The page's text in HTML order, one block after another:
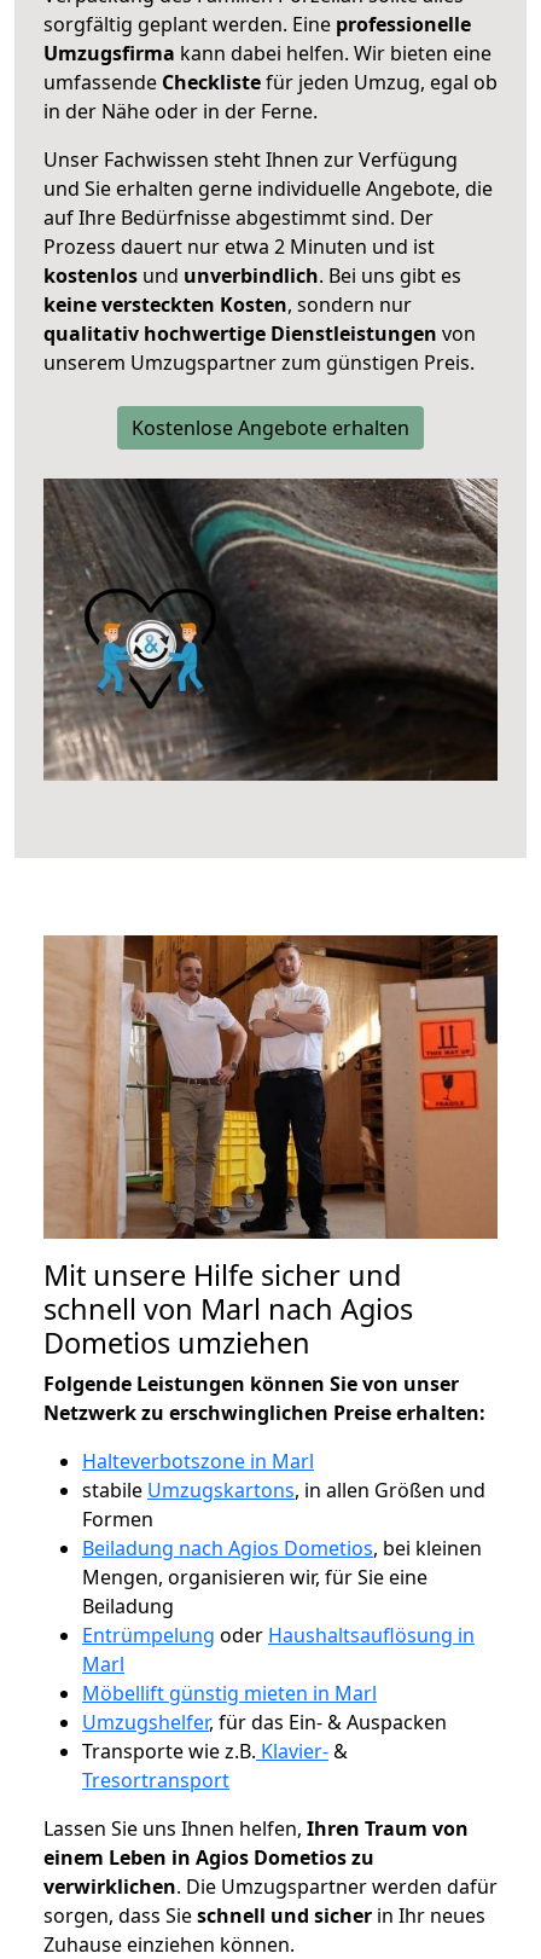
sorgfältig geplant werden. Eine professionelle
Umzugsfirma kann dabei helfen. Wir bieten eine
umfassende Checklistefür jeden Umzug, egal ob
in der Nähe oder in der Ferne.
Unser Fachwissen steht Ihnen zur Verfügung
und Sie erhalten gerne individuelle Angebote, die
auf Ihre Bedürfnisse abgestimmt sind. Der
Prozess dauert nur etwa 2 Minuten und ist
kostenlos und unverbindlich. Bei uns gibt es
keine versteckten Kosten, sondern nur
qualitativ hochwertige Dienstleistungen von
unserem Umzugspartner zum günstigen Preis.
Kostenlose Angebote erhalten
Mit unsere Hilfe sicher und
schnell von Marl nach Agios
Dometios umziehen
Folgende Leistungen können Sie von unser
Netzwerk zu erschwinglichen Preise erhalten:
Halteverbotszone in Marl
stabile Umzugskartons, in allen Größen und
Formen
Beiladung nach Agios Dometios, bei kleinen
Mengen, organisieren wir, für Sie eine
Beiladung
Entrümpelung oder Haushaltsauflösung in
Marl
Möbellift günstig mieten in Marl
Umzugshelfer, für das Ein- & Auspacken
Transporte wie z.B. Klavier-&
Tresortransport
Lassen Sie uns Ihnen helfen, Ihren Traum von
einem Leben in Agios Dometios zu
verwirklichen. Die Umzugspartner werden dafür
sorgen, dass Sieschnell und sicher in Ihr neues
Zuhause einziehen können.